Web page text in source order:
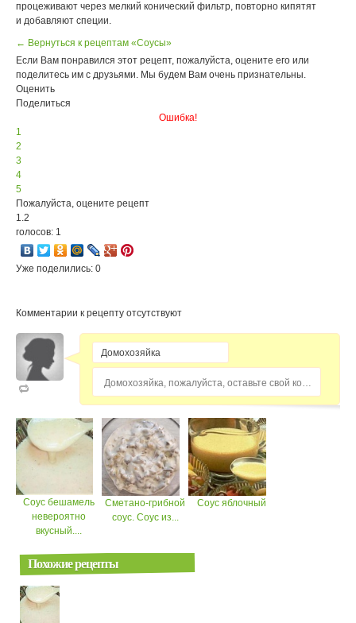
процеживают через мелкий конический фильтр, повторно кипятят
и добавляют специи.
← Вернуться к рецептам «Соусы»
Если Вам понравился этот рецепт, пожалуйста, оцените его или
поделитесь им с друзьями. Мы будем Вам очень признательны.
Оценить
Поделиться
Ошибка!
1
2
3
4
5
Пожалуйста, оцените рецепт
1.2
голосов: 1
Уже поделились: 0
Комментарии к рецепту отсутствуют
Домохозяйка, пожалуйста, оставьте свой комментарий...
Соус бешамель
невероятно
вкусный....
Сметано-грибной
соус. Соус из...
Соус яблочный
Похожие рецепты